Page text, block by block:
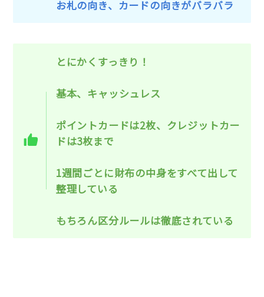
お札の向き、カードの向きがバラバラ
とにかくすっきり！
基本、キャッシュレス
ポイントカードは2枚、クレジットカー
ドは3枚まで
1週間ごとに財布の中身をすべて出して
整理している
もちろん区分ルールは徹底されている